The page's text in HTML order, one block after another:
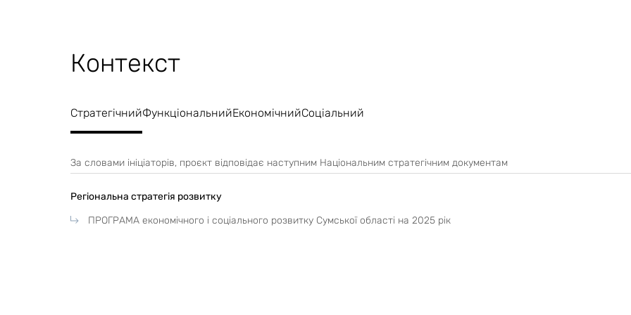
вимог ДБН В.2-2-10- 2022 «Заклади охорони здоров’я» .
Контекст
СтратегічнийФункціональнийЕкономічнийСоціальний
За словами ініціаторів, проєкт відповідає наступним Національним стратегічним документам
Регіональна стратегія розвитку
ПРОГРАМА економічного і соціального розвитку Сумської області на 2025 рік